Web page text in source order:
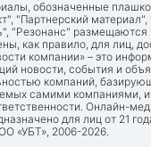
обозначенные
"Партнерский материал",
"Резонанс" размещаются
как правило, для лиц,
компании» – это
новости, события и
компаний,
самими компаниями, и
Онлайн-
для лиц от 21
«УБТ», 2006-2026.